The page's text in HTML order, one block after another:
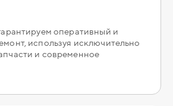
оперативный и
используя исключительно
и современное